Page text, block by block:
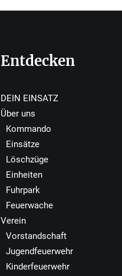
Entdecken
DEIN EINSATZ
Über uns
Kommando
Einsätze
Löschzüge
Einheiten
Fuhrpark
Feuerwache
Verein
Vorstandschaft
Jugendfeuerwehr
Kinderfeuerwehr